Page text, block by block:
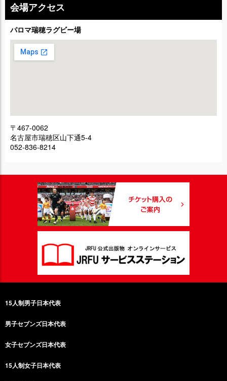
会場アクセス
パロマ瑞穂ラグビー場
〒467-0062
名古屋市瑞穂区山下通5-4
052-836-8214
15人制男子日本代表
男子セブンズ日本代表
女子セブンズ日本代表
15人制女子日本代表